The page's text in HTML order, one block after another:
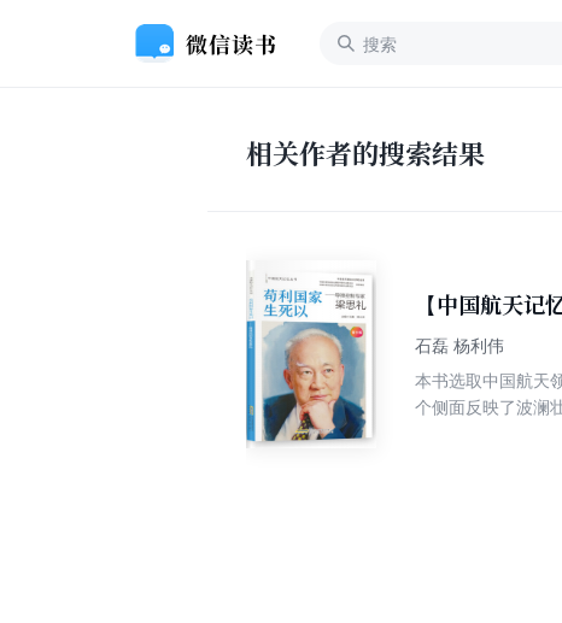
相关作者的搜索结果
【中国航天记
石磊 杨利伟
本书选取中国航天
个侧面反映了波澜